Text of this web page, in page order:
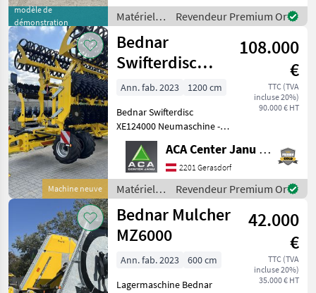
modèle de
démonstration
Walzenverbreiterung für
ebene Anschlussfahrten *
Scherbol
Matériels
de travail
du sol /
Bednar
Revendeur Premium Or
Machine neuve
Bednar
Swifterdisc
XE12400
108.000
€
TTC (TVA
incluse 20%)
90.000 € HT
Ann. fab. 2023
1200 cm
Bednar Swifterdisc
XE124000 Neumaschine -
Zugöse mit 51mm
Durchmesser -
Deichselverlängerung 150
cm - Scheiben A-Disc mit
560mm Durchmesser,
TwinDisc- System,
ACA Center Janu GmbH
2201 Gerasdorf
Matériels
de travail
du sol /
Bednar
Revendeur Premium Or
Bednar Mulcher
MZ6000
42.000
€
TTC (TVA
incluse 20%)
35.000 € HT
Ann. fab. 2023
600 cm
Lagermaschine Bednar